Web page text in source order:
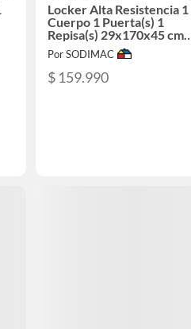
Locker Alta Resistencia 1
Cuerpo 1 Puerta(s) 1
Repisa(s) 29x170x45 cm
Gris Eco
Por SODIMAC
$ 159.990